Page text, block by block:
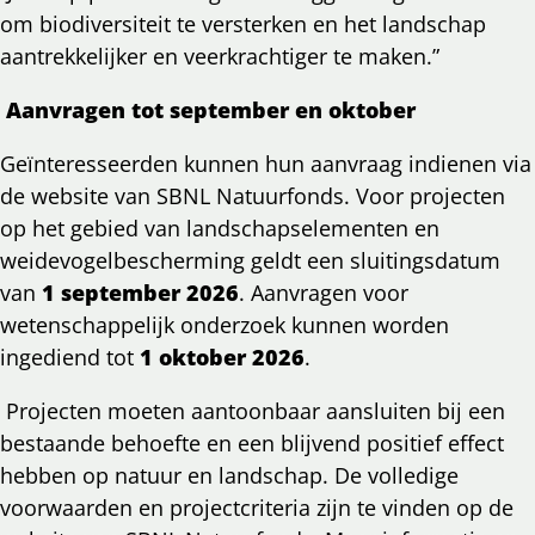
om biodiversiteit te versterken en het landschap
aantrekkelijker en veerkrachtiger te maken.”
Aanvragen tot september en oktober
Geïnteresseerden kunnen hun aanvraag indienen via
de website van SBNL Natuurfonds. Voor projecten
op het gebied van landschapselementen en
weidevogelbescherming geldt een sluitingsdatum
van 1 september 2026. Aanvragen voor
wetenschappelijk onderzoek kunnen worden
ingediend tot 1 oktober 2026.
Projecten moeten aantoonbaar aansluiten bij een
bestaande behoefte en een blijvend positief effect
hebben op natuur en landschap. De volledige
voorwaarden en projectcriteria zijn te vinden op de